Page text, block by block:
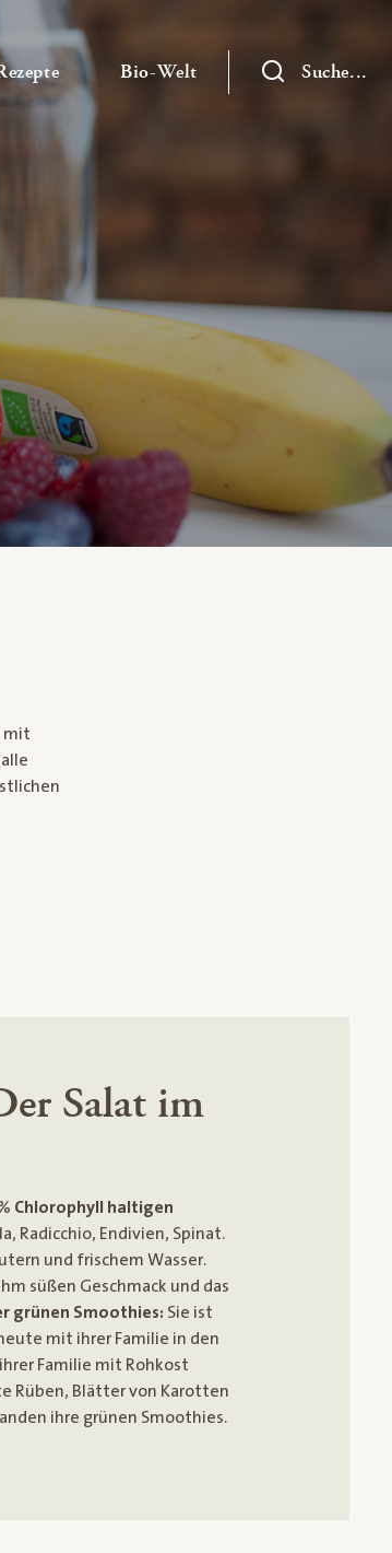
ausklappen— Untermenü ausklappen
Bio-Welt — UntermenüSuche...
mit
Salat im
Chlorophyll haltigen
Radicchio, Endivien, Spinat.
und frischem Wasser.
süßen Geschmack und das
grünen Smoothies: Sie ist
mit ihrer Familie in den
Familie mit Rohkost
Rüben, Blätter von Karotten
ihre grünen Smoothies.